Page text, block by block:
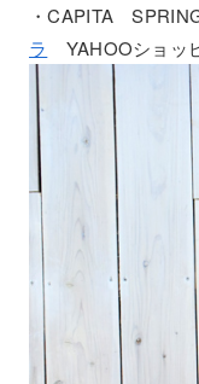
・CAPITA
ラ
YAHOOショッ